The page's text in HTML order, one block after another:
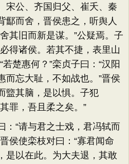
公、齐国归父、崔夭、秦
酅而舍，晋侯患之，听舆人
其旧而新是谋。”公疑焉。子
得诸侯。若其不捷，表里山
楚惠何？”栾贞子曰：“汉阳
而忘大耻，不如战也。”晋侯
盬其脑，是以惧。子犯
罪，吾且柔之矣。”
“请与君之士戏，君冯轼而
侯使栾枝对曰：“寡君闻命
是以在此。为大夫退，其敢